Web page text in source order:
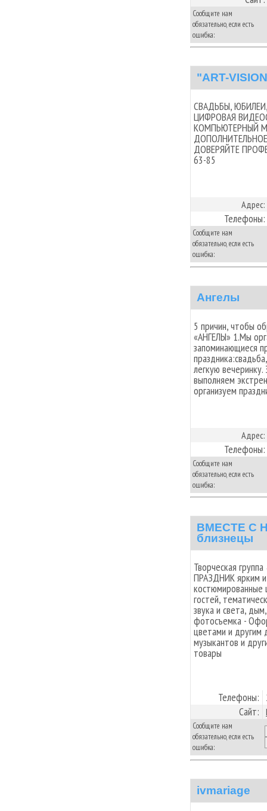
Сообщите нам
обязательно, если есть
ошибка:
"ART-
СВАДЬБЫ,
ЦИФРОВАЯ
КОМПЬЮТЕРНЫЙ
ДОВЕРЯЙТЕ
63-85
Адрес:
Телефоны:
Сообщите нам
обязательно, если есть
ошибка:
Ангелы
5 причин, чтобы
«АНГЕЛЫ» 1.Мы
запоминающиеся
легкую
выполняем
организуем
Адрес:
Телефоны:
Сообщите нам
обязательно, если есть
ошибка:
ВМЕСТЕ С
близнецы
Творческая
ПРАЗДНИК ярким
костюмированные
гостей,
звука и света,
фотосъемка -
цветами и другим
музыкантов и
товары
Телефоны:
Сайт:
Сообщите нам
обязательно, если есть
ошибка:
ivmariage